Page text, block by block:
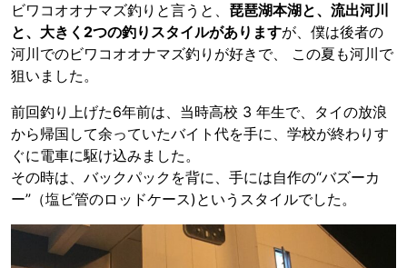
ビワコオオナマズ釣りと言うと、 琵琶湖本湖と、流出河川
と、大きく2つの釣りスタイルがありますが、僕は後者の
河川でのビワコオオナマズ釣りが好きで、 この夏も河川で
狙いました。
前回釣り上げた6年前は、当時高校 3 年生で、タイの放浪
から帰国して余っていたバイト代を手に、学校が終わりす
ぐに電車に駆け込みました。
その時は、バックパックを背に、手には自作の“バズーカ
ー”（塩ビ管のロッドケース)というスタイルでした。